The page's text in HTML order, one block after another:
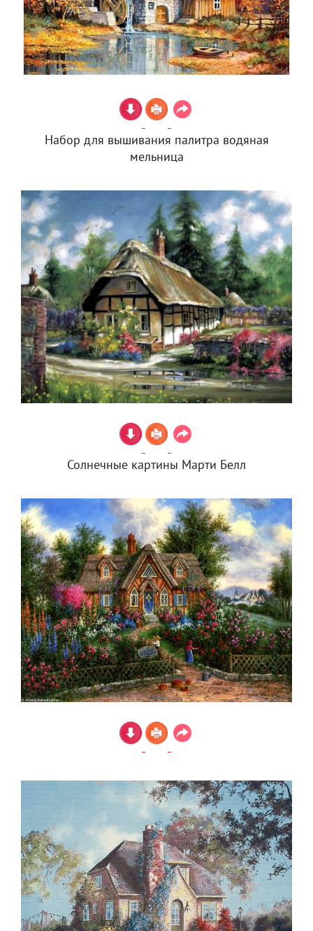
Набор для вышивания палитра водяная
мельница
Солнечные картины Марти Белл